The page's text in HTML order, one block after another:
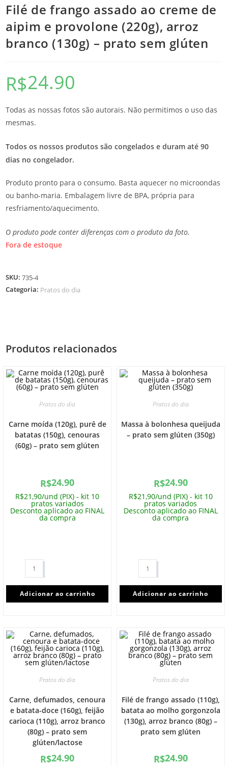
Filé de frango assado ao creme de
aipim e provolone (220g), arroz
branco (130g) – prato sem glúten
R$24.90
Todas as nossas fotos são autorais. Não permitimos o uso das
mesmas.
Todos os nossos produtos são congelados e duram até 90
dias no congelador.
Produto pronto para o consumo. Basta aquecer no microondas
ou banho-maria. Embalagem livre de BPA, própria para
resfriamento/aquecimento.
O produto pode conter diferenças com o produto da foto.
Fora de estoque
SKU:735-4
Categoria: Pratos do dia
Produtos relacionados
Pratos do dia
Carne moída (120g), purê de
batatas (150g), cenouras
(60g) – prato sem glúten
R$24.90
R$21,90/und (PIX) - kit 10
pratos variados
Desconto aplicado ao FINAL
da compra
Adicionar ao carrinho
Pratos do dia
Massa à bolonhesa queijuda
– prato sem glúten (350g)
R$24.90
R$21,90/und (PIX) - kit 10
pratos variados
Desconto aplicado ao FINAL
da compra
Adicionar ao carrinho
Pratos do dia
Carne, defumados, cenoura
e batata-doce (160g), feijão
carioca (110g), arroz branco
(80g) – prato sem
glúten/lactose
R$24.90
Pratos do dia
Filé de frango assado (110g),
batata ao molho gorgonzola
(130g), arroz branco (80g) –
prato sem glúten
R$24.90